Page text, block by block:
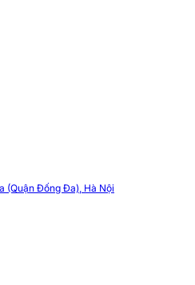
(Quận Đống Đa), Hà Nội